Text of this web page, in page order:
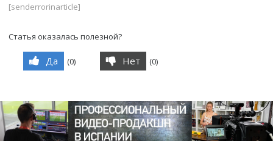
[senderrorinarticle]
Статья оказалась полезной?
Да (0) Нет (0)